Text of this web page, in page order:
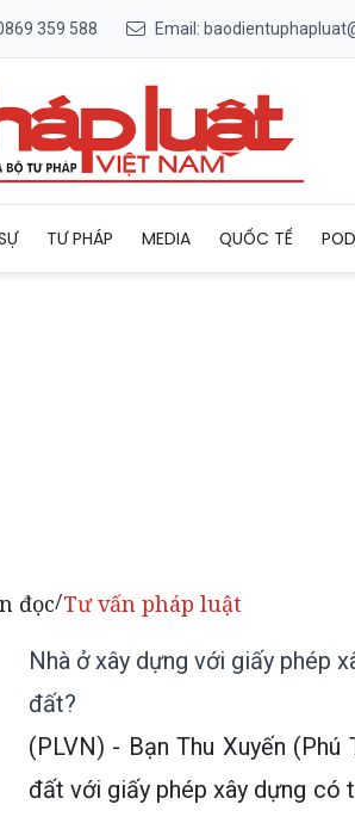
359 588 Email:
TƯ PHÁP MEDIA QUỐC TẾ
đọc/Tư vấn pháp luật
Nhà ở xây dựng với giấy phép
đất?
(PLVN) - Bạn Thu Xuyến
đất với giấy phép xây dựng có